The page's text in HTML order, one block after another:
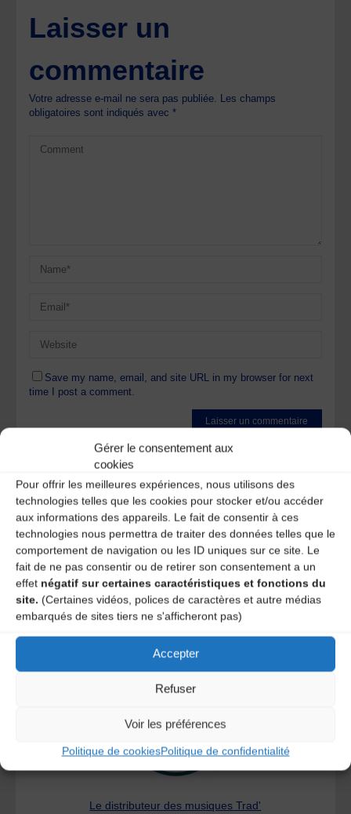
Gérer le consentement aux
cookies
Pour offrir les meilleures expériences, nous utilisons des
technologies telles que les cookies pour stocker et/ou accéder
aux informations des appareils. Le fait de consentir à ces
technologies nous permettra de traiter des données telles que le
comportement de navigation ou les ID uniques sur ce site. Le
fait de ne pas consentir ou de retirer son consentement a un
effet négatif sur certaines caractéristiques et fonctions du
site. (Certaines vidéos, polices de caractères et autre médias
embarqués de sites tiers ne s'afficheront pas)
Accepter
Refuser
Voir les préférences
Politique de cookiesPolitique de confidentialité
Laisser un
commentaire
Votre adresse e-mail ne sera pas publiée. Les champs
obligatoires sont indiqués avec*
Save my name, email, and site URL in my browser for next
time I post a comment.
Ce site utilise Akismet pour réduire les indésirables.
savoir plus sur la façon dont les données de vos
commentaires sont traitées.
Le distributeur des musiques Trad'